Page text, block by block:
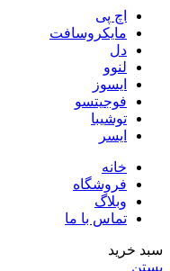
اچ پی
مایکروسافت
دل
لنوو
ایسوز
فوجیتسو
توشیبا
ایسر
خانه
فروشگاه
وبلاگ
تماس با ما
سبد خرید
بستن